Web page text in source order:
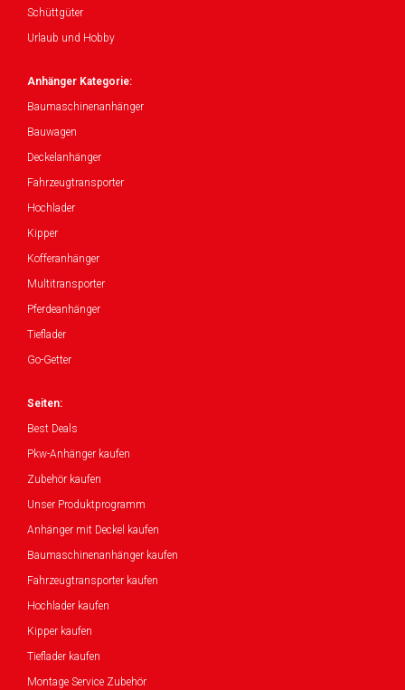
Schüttgüter
Urlaub und Hobby
Anhänger Kategorie:
Baumaschinenanhänger
Bauwagen
Deckelanhänger
Fahrzeugtransporter
Hochlader
Kipper
Kofferanhänger
Multitransporter
Pferdeanhänger
Tieflader
Go-Getter
Seiten:
Best Deals
Pkw-Anhänger kaufen
Zubehör kaufen
Unser Produktprogramm
Anhänger mit Deckel kaufen
Baumaschinenanhänger kaufen
Fahrzeugtransporter kaufen
Hochlader kaufen
Kipper kaufen
Tieflader kaufen
Montage Service Zubehör